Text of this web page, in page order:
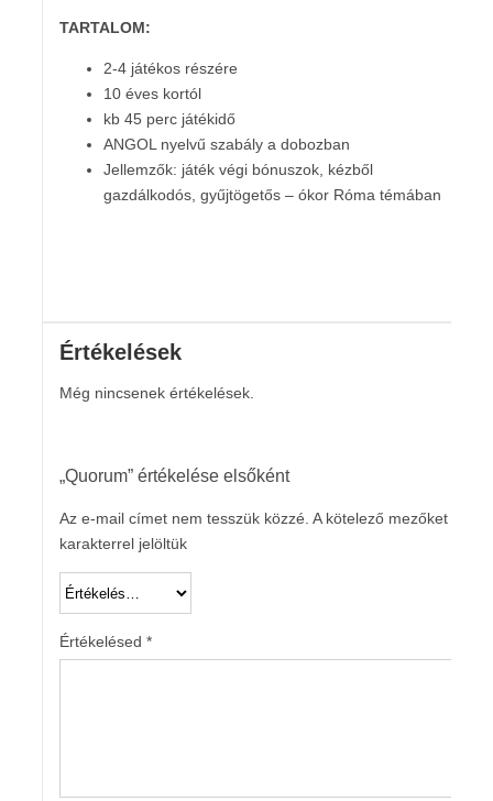
TARTALOM:
2-4 játékos részére
10 éves kortól
kb 45 perc játékidő
ANGOL nyelvű szabály a dobozban
Jellemzők: játék végi bónuszok, kézből
gazdálkodós, gyűjtögetős – ókor Róma témában
Értékelések
Még nincsenek értékelések.
„Quorum” értékelése elsőként
Az e-mail címet nem tesszük közzé. A kötelező mezőket
karakterrel jelöltük
Értékelésed *